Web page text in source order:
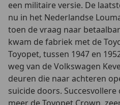
een militaire versie. De
nu in het Nederlandse
toen de vraag naar
kwam de fabriek met de
Toyopet, tussen 1947 en
weg van de Volkswagen
deuren die naar achteren
suicide doors.